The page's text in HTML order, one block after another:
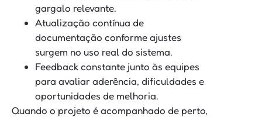
gargalo relevante.
Atualização contínua de
documentação conforme ajustes
surgem no uso real do sistema.
Feedback constante junto às equipes
para avaliar aderência, dificuldades e
oportunidades de melhoria.
Quando o projeto é acompanhado de perto,